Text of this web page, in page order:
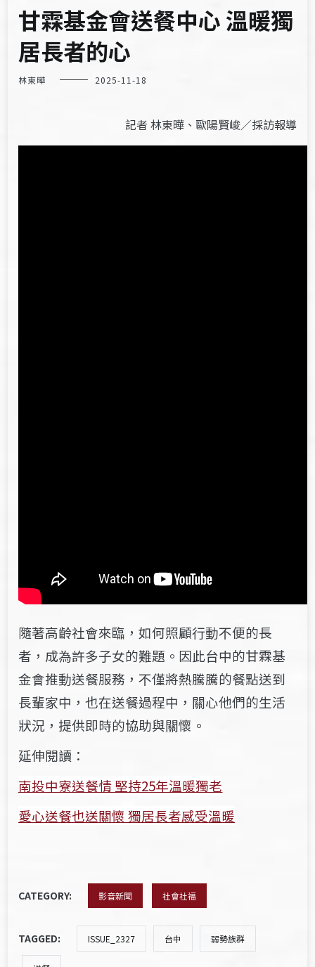
甘霖基金會送餐中心 溫暖獨
居長者的心
林東曄 2025-11-18
記者 林東曄、歐陽賢峻／採訪報導
隨著高齡社會來臨，如何照顧行動不便的長
者，成為許多子女的難題。 因此台中的甘霖基
金會推動送餐服務，不僅將熱騰騰的餐點送到
長輩家中，也在送餐過程中，關心他們的生活
狀況，提供即時的協助與關懷。
延伸閱讀：
南投中寮送餐情 堅持25年溫暖獨老
愛心送餐也送關懷 獨居長者感受溫暖
CATEGORY: 影音新聞 社會社福
TAGGED: ISSUE_2327 台中 弱勢族群